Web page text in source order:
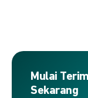
Mulai
Sekarang